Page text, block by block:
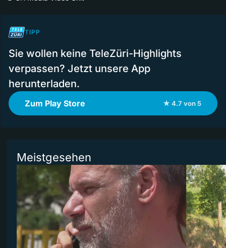
TIPP
Sie wollen keine TeleZüri-Highlights
verpassen? Jetzt unsere App
herunterladen.
Zum Play Store ★ 4.7 von 5
Meistgesehen